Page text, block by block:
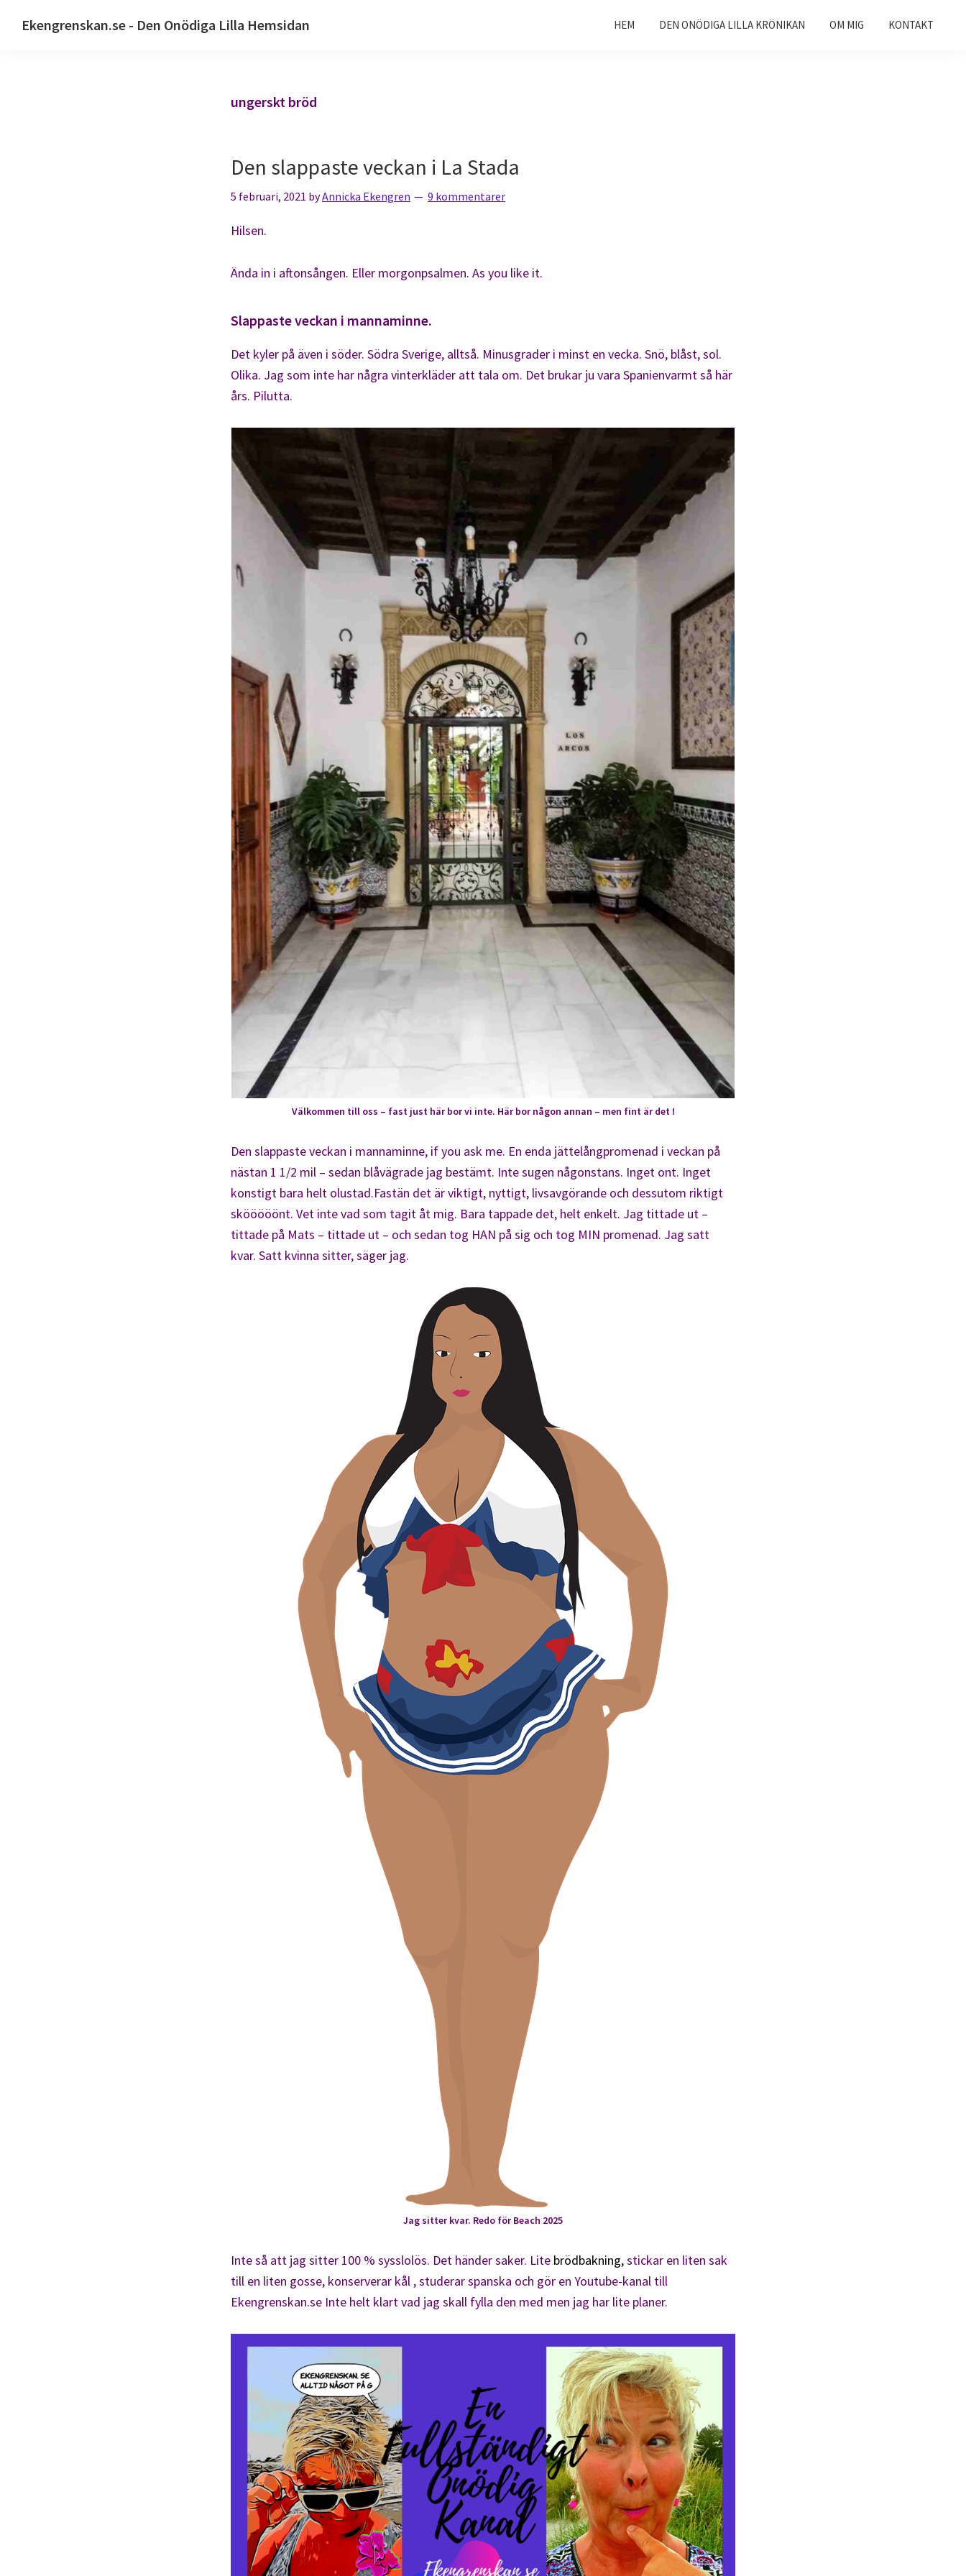
Ekengrenskan.se - Den Onödiga Lilla Hemsidan HEM DEN ONÖDIGA LILLA KRÖNIKAN OM MIG KONTAKT
ungerskt bröd
Den slappaste veckan i La Stada
5 februari, 2021 byAnnicka Ekengren 9 kommentarer
Hilsen.
Ända in i aftonsången. Eller morgonpsalmen. As you like it.
Slappaste veckan i mannaminne.
Det kyler på även i söder. Södra Sverige, alltså. Minusgrader i minst en vecka. Snö, blåst, sol.
Olika. Jag som inte har några vinterkläder att tala om. Det brukar ju vara Spanienvarmt så här
års. Pilutta.
Välkommen till oss – fast just här bor vi inte. Här bor någon annan – men fint är det !
Den slappaste veckan i mannaminne, if you ask me. En enda jättelångpromenad i veckan på
nästan 1 1/2 mil – sedan blåvägrade jag bestämt. Inte sugen någonstans. Inget ont. Inget
konstigt bara helt olustad.Fastän det är viktigt, nyttigt, livsavgörande och dessutom riktigt
skööööönt. Vet inte vad som tagit åt mig. Bara tappade det, helt enkelt. Jag tittade ut –
tittade på Mats – tittade ut – och sedan tog HAN på sig och tog MIN promenad. Jag satt
kvar. Satt kvinna sitter, säger jag.
Jag sitter kvar. Redo för Beach 2025
Inte så att jag sitter 100 % sysslolös. Det händer saker. Lite brödbakning,stickar en liten sak
till en liten gosse, konserverar kål , studerar spanska och gör en Youtube-kanal till
Ekengrenskan.se Inte helt klart vad jag skall fylla den med men jag har lite planer.